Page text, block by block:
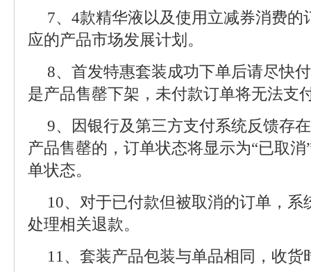
7、4款精华液以及使用立减券消费
应的产品市场发展计划。
8、首发特惠套装成功下单后请尽快
是产品售罄下架，未付款订单将无法支
9、因银行及第三方支付系统反馈存
产品售罄的，订单状态将显示为“已取
单状态。
10、对于已付款但被取消的订单，系
处理相关退款。
11、套装产品包装与单品相同，收货